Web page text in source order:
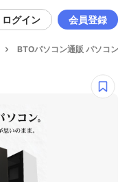
ログイン 会員登録
BTOパソコン通販 パソコン